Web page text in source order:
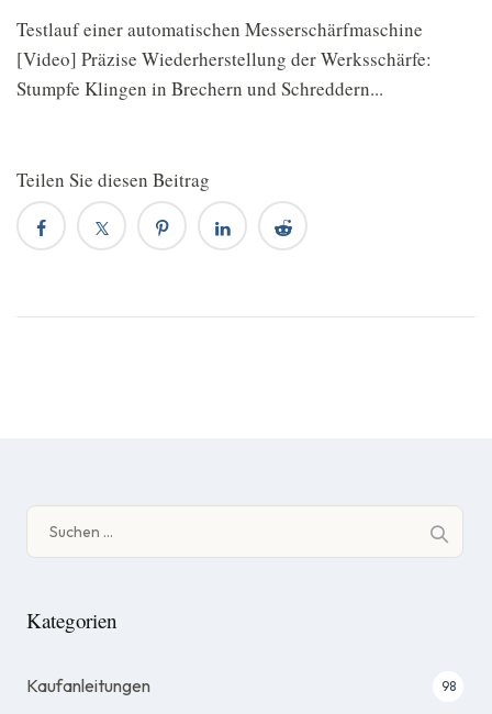
Testlauf einer automatischen Messerschärfmaschine
[Video] Präzise Wiederherstellung der Werksschärfe:
Stumpfe Klingen in Brechern und Schreddern...
Teilen Sie diesen Beitrag
Suche
Kategorien
Kaufanleitungen 98